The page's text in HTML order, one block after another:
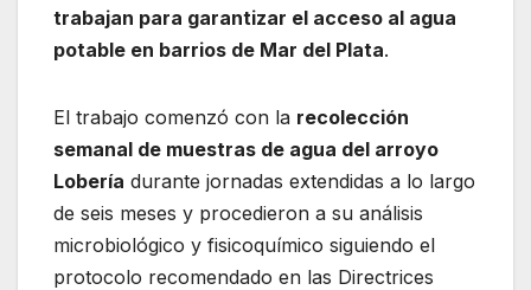
trabajan para garantizar el acceso al agua
potable en barrios de Mar del Plata.
El trabajo comenzó con la recolección
semanal de muestras de agua del arroyo
Lobería durante jornadas extendidas a lo largo
de seis meses y procedieron a su análisis
microbiológico y fisicoquímico siguiendo el
protocolo recomendado en las Directrices